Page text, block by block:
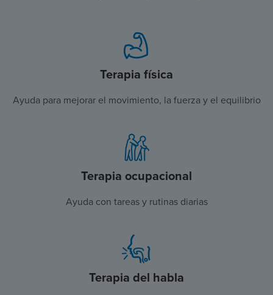
Terapia física
Ayuda para mejorar el movimiento, la fuerza y el equilibrio
Terapia ocupacional
Ayuda con tareas y rutinas diarias
Terapia del habla